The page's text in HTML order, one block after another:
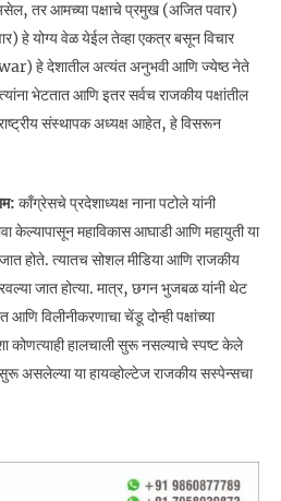
असेल, तर आमच्या पक्षाचे प्रमुख (अजित पवार)
हे योग्य वेळ येईल तेव्हा एकत्र बसून विचार
हे देशातील अत्यंत अनुभवी आणि ज्येष्ठ नेते
भेटतात आणि इतर सर्वच राजकीय पक्षांतील
संस्थापक अध्यक्ष आहेत, हे विसरून
काँग्रेसचे प्रदेशाध्यक्ष नाना पटोले यांनी
केल्यापासून महाविकास आघाडी आणि महायुती या
होते. त्यातच सोशल मीडिया आणि राजकीय
जात होत्या. मात्र, छगन भुजबळ यांनी थेट
विलीनीकरणाचा चेंडू दोन्ही पक्षांच्या
कोणत्याही हालचाली सुरू नसल्याचे स्पष्ट केले
असलेल्या या हायव्होल्टेज राजकीय सस्पेन्सचा